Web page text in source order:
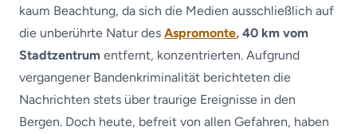
kaum Beachtung, da sich die Medien ausschließlich auf
die unberührte Natur des Aspromonte, 40 km vom
Stadtzentrum entfernt, konzentrierten. Aufgrund
vergangener Bandenkriminalität berichteten die
Nachrichten stets über traurige Ereignisse in den
Bergen. Doch heute, befreit von allen Gefahren, haben